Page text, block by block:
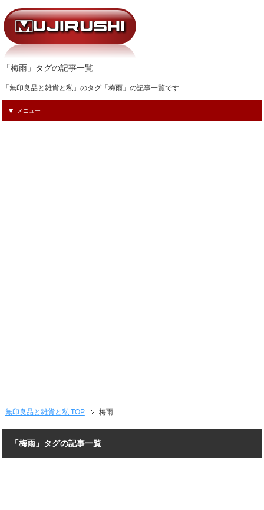
「梅雨」タグの記事一覧
「無印良品と雑貨と私」のタグ「梅雨」の記事一覧です
メニュー
無印良品と雑貨と私 TOP 梅雨
「梅雨」タグの記事一覧